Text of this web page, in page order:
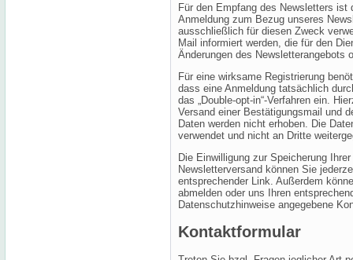
Für den Empfang des Newsletters ist
Anmeldung zum Bezug unseres
ausschließlich für diesen Zweck
Mail informiert werden, die für den
Änderungen des Newsletterangebots
Für eine wirksame Registrierung
dass eine Anmeldung tatsächlich
das „Double-opt-in“-Verfahren ein.
Versand einer Bestätigungsmail und
Daten werden nicht erhoben. Die
verwendet und nicht an Dritte
Die Einwilligung zur Speicherung
Newsletterversand können Sie
entsprechender Link. Außerdem
abmelden oder uns Ihren
Datenschutzhinweise angegebene
Kontaktformular